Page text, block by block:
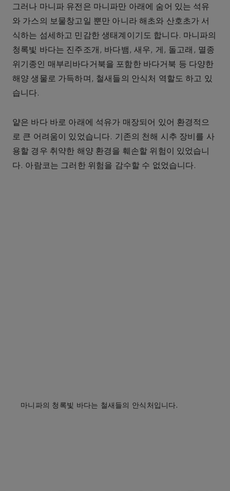
그러나 마니파 유전은 마니파만 아래에 숨어 있는 석유
와 가스의 보물창고일 뿐만 아니라 해초와 산호초가 서
식하는 섬세하고 민감한 생태계이기도 합니다. 마니파의
청록빛 바다는 진주조개, 바다뱀, 새우, 게, 돌고래, 멸종
위기종인 매부리바다거북을 포함한 바다거북 등 다양한
해양 생물로 가득하며, 철새들의 안식처 역할도 하고 있
습니다.
얕은 바다 바로 아래에 석유가 매장되어 있어 환경적으
로 큰 어려움이 있었습니다. 기존의 천해 시추 장비를 사
용할 경우 취약한 해양 환경을 훼손할 위험이 있었습니
다. 아람코는 그러한 위험을 감수할 수 없었습니다.
마니파의 청록빛 바다는 철새들의 안식처입니다.